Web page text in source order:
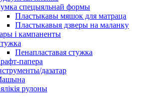
спецыяльнай формы
Пластыкавы мяшок для матраца
Пластыкавыя дзверы на маланку
і кампаненты
Пенапластавая стужка
папера
дазатар
рулоны